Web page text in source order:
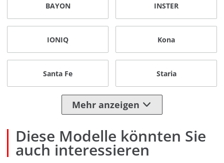
BAYON INSTER
IONIQ Kona
Santa Fe Staria
Mehr anzeigen
Diese Modelle könnten Sie
auch interessieren